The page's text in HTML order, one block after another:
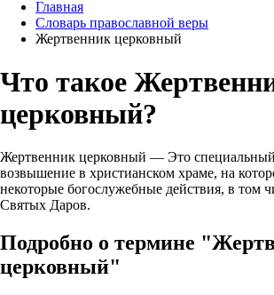
Главная
Словарь православной веры
Жертвенник церковный
Что такое
церковный?
Жертвенник церковный — Это
возвышение в христианском храме, на
некоторые богослужебные действия, в том
Святых Даров.
Подробно о термине
церковный"